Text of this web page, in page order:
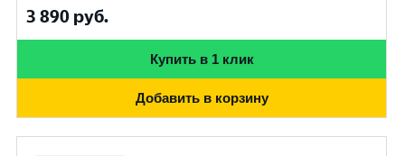
3 890 руб.
Купить в 1 клик
Добавить в корзину